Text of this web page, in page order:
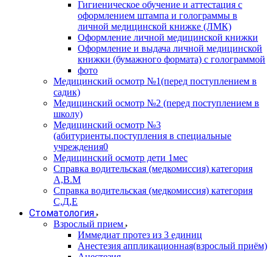
Гигиеническое обучение и аттестация с
оформлением штампа и голограммы в
личной медицинской книжке (ЛМК)
Оформление личной медицинской книжки
Оформление и выдача личной медицинской
книжки (бумажного формата) с голограммой
фото
Медицинский осмотр №1(перед поступлением в
садик)
Медицинский осмотр №2 (перед поступлением в
школу)
Медицинский осмотр №3
(абитуриенты.поступления в специальные
учреждения0
Медицинский осмотр дети 1мес
Справка водительская (медкомиссия) категория
А,В.М
Справка водительская (медкомиссия) категория
С,Д,Е
Стоматология
Взрослый прием
Иммедиат протез из 3 единиц
Анестезия аппликационная(взрослый приём)